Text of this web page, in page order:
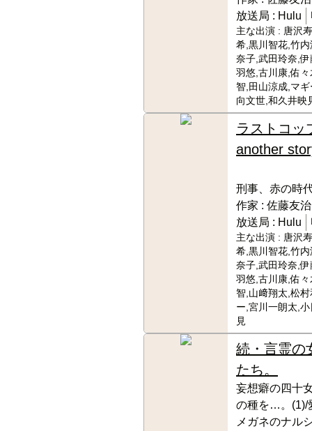
放送局 : Hulu
主な出演 : 唐沢
希,黒川智花,竹
奈子,武田玲奈,
羽悠,古川康,佑
智,田山涼成,マ
向文世,和久井映
ラストコッ
another
刑事、赤の時
作家 : 佐藤友治
放送局 : Hulu
主な出演 : 唐沢
希,黒川智花,竹
奈子,武田玲奈,
羽悠,古川康,佑
智,山﨑翔太,松
ー,宮川一朗太,
見
続・言霊の
たち。
妄想癖の四十
の種を…。(1)/
メガネのナル